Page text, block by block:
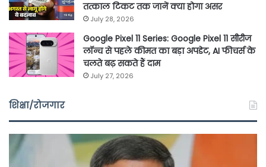
तत्काल टिकट तक जानें क्या होगा असर
July 28, 2026
Google Pixel 11 Series: Google Pixel 11 सीरीज
लॉन्च से पहले कीमत का बड़ा अपडेट, AI फीचर्स के
चलते बढ़ सकते हैं दाम
July 27, 2026
शिक्षा/रोजगार